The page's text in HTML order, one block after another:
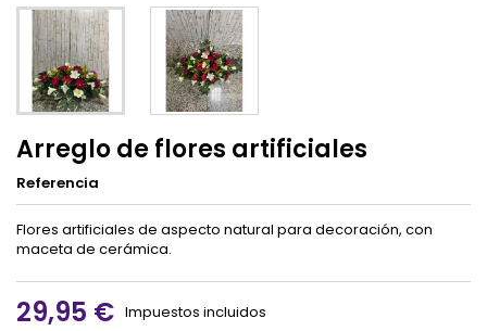
Arreglo de flores artificiales
Referencia
Flores artificiales de aspecto natural para decoración, con
maceta de cerámica.
29,95 € Impuestos incluidos